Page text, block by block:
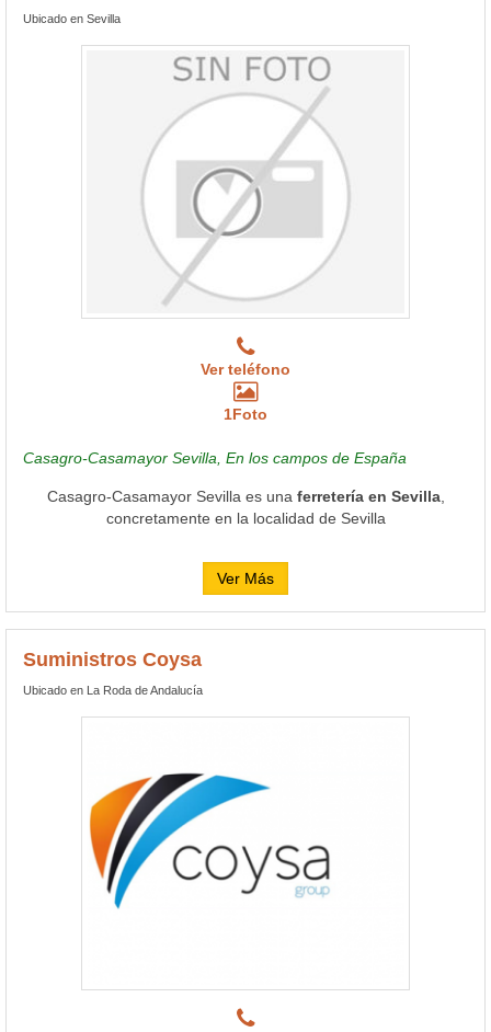
Ubicado en Sevilla
Ver teléfono
1Foto
Casagro-Casamayor Sevilla, En los campos de España
Casagro-Casamayor Sevilla es una ferretería en Sevilla,
concretamente en la localidad de Sevilla
Ver Más
Suministros Coysa
Ubicado en La Roda de Andalucía